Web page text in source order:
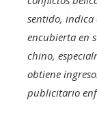
sentido, indica
encubierta en
chino,
obtiene
publicitario